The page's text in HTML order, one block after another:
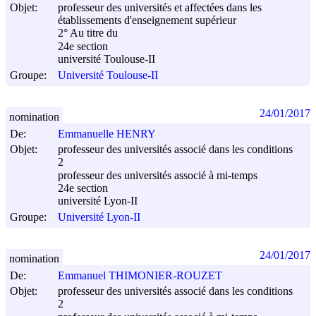
Objet:
professeur des universités et affectées dans les
établissements d'enseignement supérieur
2° Au titre du
24e section
université Toulouse-II
Groupe:
Université Toulouse-II
De:
Emmanuelle HENRY
Objet:
professeur des universités associé dans les conditions
2
professeur des universités associé à mi-temps
24e section
université Lyon-II
Groupe:
Université Lyon-II
nomination 24/01/2017
De:
Emmanuel THIMONIER-ROUZET
Objet:
professeur des universités associé dans les conditions
2
nomination 24/01/2017